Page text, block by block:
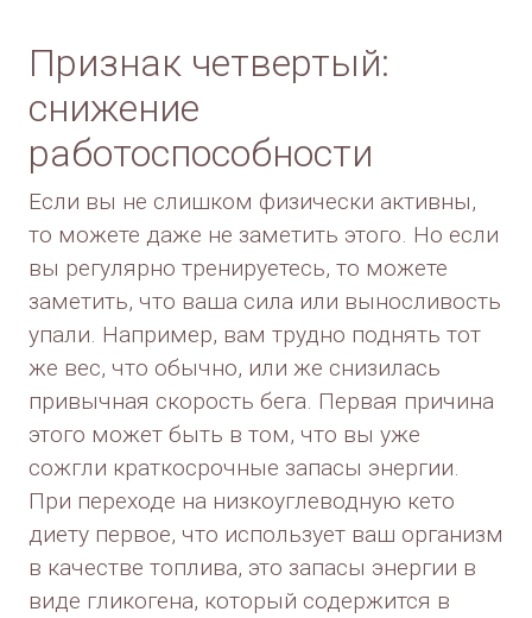
Признак четвертый:
снижение
работоспособности
Если вы не слишком физически активны,
то можете даже не заметить этого. Но если
вы регулярно тренируетесь, то можете
заметить, что ваша сила или выносливость
упали. Например, вам трудно поднять тот
же вес, что обычно, или же снизилась
привычная скорость бега. Первая причина
этого может быть в том, что вы уже
сожгли краткосрочные запасы энергии.
При переходе на низкоуглеводную кето
диету первое, что использует ваш организм
в качестве топлива, это запасы энергии в
виде гликогена, который содержится в